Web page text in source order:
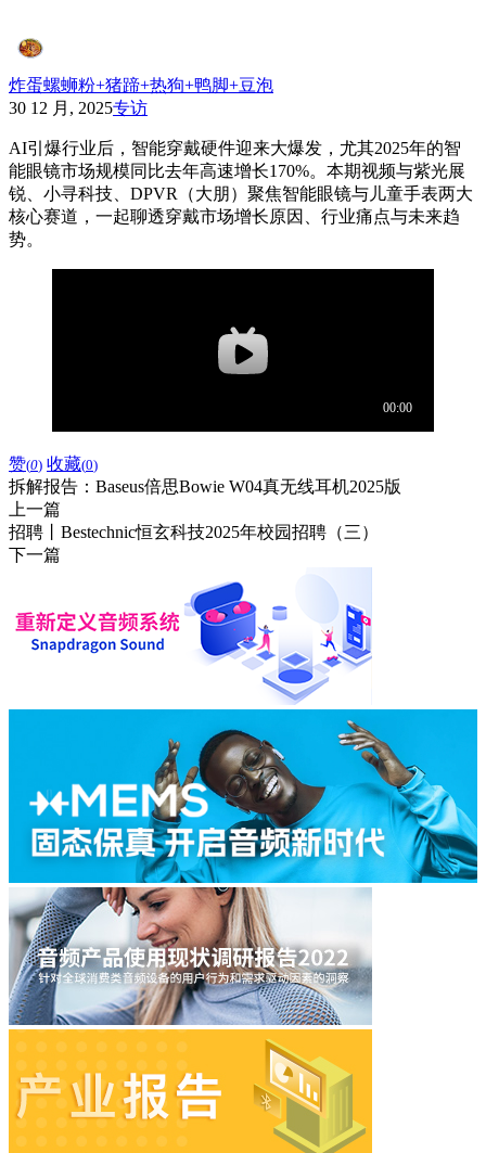
炸蛋螺蛳粉+猪蹄+热狗+鸭脚+豆泡
30 12 月, 2025专访
AI引爆行业后，智能穿戴硬件迎来大爆发，尤其2025年的智
能眼镜市场规模同比去年高速增长170%。本期视频与紫光展
锐、小寻科技、DPVR（大朋）聚焦智能眼镜与儿童手表两大
核心赛道，一起聊透穿戴市场增长原因、行业痛点与未来趋
势。
赞(0) 收藏(0)
拆解报告：Baseus倍思Bowie W04真无线耳机2025版
上一篇
招聘丨Bestechnic恒玄科技2025年校园招聘（三）
下一篇